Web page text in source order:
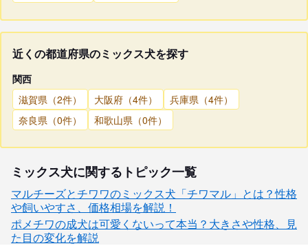
近くの都道府県のミックス犬を探す
関西
滋賀県（2件）
大阪府（4件）
兵庫県（4件）
奈良県（0件）
和歌山県（0件）
ミックス犬に関するトピック一覧
マルチーズとチワワのミックス犬「チワマル」とは？性格
や飼いやすさ、価格相場を解説！
ポメチワの成犬は可愛くないって本当？大きさや性格、見
た目の変化を解説